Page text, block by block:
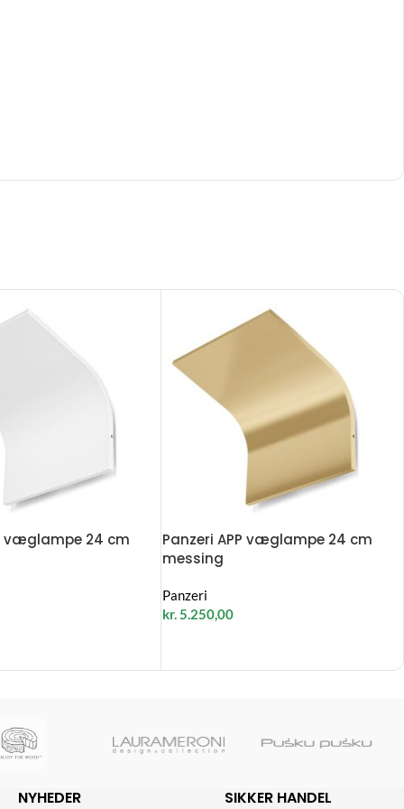
væglampe 24 cm
Panzeri APP væglampe 24 cm
messing
Panzeri
kr.5.250,00
NYHEDER SIKKER HANDEL